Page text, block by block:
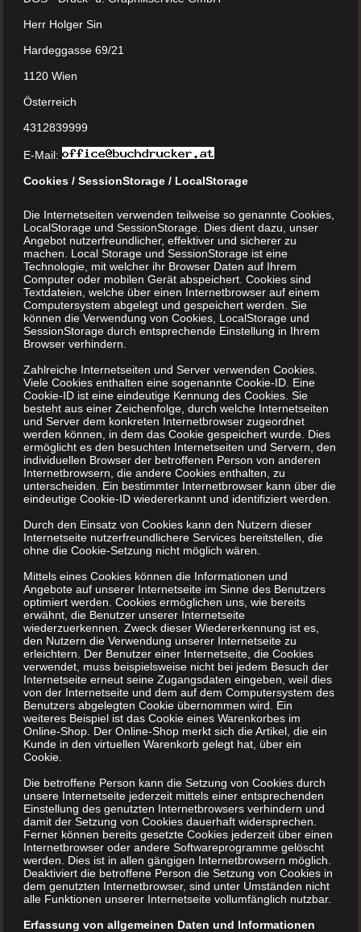
haben ein gemeinsames Thema: Sie handeln von
Familiengeschichten. Manchmal liebenswert,
manchmal dramatisch, aber immer spannend erzählt.
Menschliche Schicksale über viele Jahre, vielleicht sogar
Idee zum Druck Doch was sind die Kunstfiguren auf
einem […]
Ortschronik drucken und
binden lassen
Wollen Sie eine Ortschronik drucken lassen? Wir
begleiten Sie, bis zum fertigen Buch Vom Dorf über den
gewachsenen Stadtteil bis zur boomenden Großstadt
hat jeder Ort seine eigene Geschichte. Eine Geschichte,
die es wert ist, in einer Ortschronik oder Dorfchronik
für künftige Generationen festgehalten zu werden. Um
Ihnen diese Aufgabe möglichst leicht zu machen, haben
[…]
MEHR LESEN
Herr Holger Sin
Hardeggasse 69/21
1120 Wien
Österreich
4312839999
E-Mail:
Cookies / SessionStorage / LocalStorage
Die Internetseiten verwenden teilweise so genannte Cookies,
LocalStorage und SessionStorage. Dies dient dazu, unser
Angebot nutzerfreundlicher, effektiver und sicherer zu
machen. Local Storage und SessionStorage ist eine
Technologie, mit welcher ihr Browser Daten auf Ihrem
Computer oder mobilen Gerät abspeichert. Cookies sind
Textdateien, welche über einen Internetbrowser auf einem
Computersystem abgelegt und gespeichert werden. Sie
können die Verwendung von Cookies, LocalStorage und
SessionStorage durch entsprechende Einstellung in Ihrem
Browser verhindern.
Zahlreiche Internetseiten und Server verwenden Cookies.
Viele Cookies enthalten eine sogenannte Cookie-ID. Eine
Cookie-ID ist eine eindeutige Kennung des Cookies. Sie
besteht aus einer Zeichenfolge, durch welche Internetseiten
und Server dem konkreten Internetbrowser zugeordnet
werden können, in dem das Cookie gespeichert wurde. Dies
ermöglicht es den besuchten Internetseiten und Servern, den
individuellen Browser der betroffenen Person von anderen
Internetbrowsern, die andere Cookies enthalten, zu
unterscheiden. Ein bestimmter Internetbrowser kann über die
eindeutige Cookie-ID wiedererkannt und identifiziert werden.
Durch den Einsatz von Cookies kann den Nutzern dieser
Internetseite nutzerfreundlichere Services bereitstellen, die
ohne die Cookie-Setzung nicht möglich wären.
Mittels eines Cookies können die Informationen und
Angebote auf unserer Internetseite im Sinne des Benutzers
optimiert werden. Cookies ermöglichen uns, wie bereits
erwähnt, die Benutzer unserer Internetseite
wiederzuerkennen. Zweck dieser Wiedererkennung ist es,
den Nutzern die Verwendung unserer Internetseite zu
erleichtern. Der Benutzer einer Internetseite, die Cookies
verwendet, muss beispielsweise nicht bei jedem Besuch der
Internetseite erneut seine Zugangsdaten eingeben, weil dies
von der Internetseite und dem auf dem Computersystem des
Benutzers abgelegten Cookie übernommen wird. Ein
weiteres Beispiel ist das Cookie eines Warenkorbes im
Online-Shop. Der Online-Shop merkt sich die Artikel, die ein
Kunde in den virtuellen Warenkorb gelegt hat, über ein
Cookie.
Die betroffene Person kann die Setzung von Cookies durch
unsere Internetseite jederzeit mittels einer entsprechenden
Einstellung des genutzten Internetbrowsers verhindern und
damit der Setzung von Cookies dauerhaft widersprechen.
Ferner können bereits gesetzte Cookies jederzeit über einen
Internetbrowser oder andere Softwareprogramme gelöscht
werden. Dies ist in allen gängigen Internetbrowsern möglich.
Deaktiviert die betroffene Person die Setzung von Cookies in
dem genutzten Internetbrowser, sind unter Umständen nicht
alle Funktionen unserer Internetseite vollumfänglich nutzbar.
Erfassung von allgemeinen Daten und Informationen